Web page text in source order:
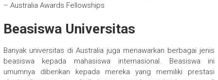
– Australia Awards Fellowships
Beasiswa Universitas
Banyak universitas di Australia juga menawarkan berbagai jenis
beasiswa kepada mahasiswa internasional. Beasiswa ini
umumnya diberikan kepada mereka yang memiliki prestasi